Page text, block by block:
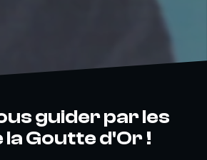
guider par les
la Goutte d'Or !